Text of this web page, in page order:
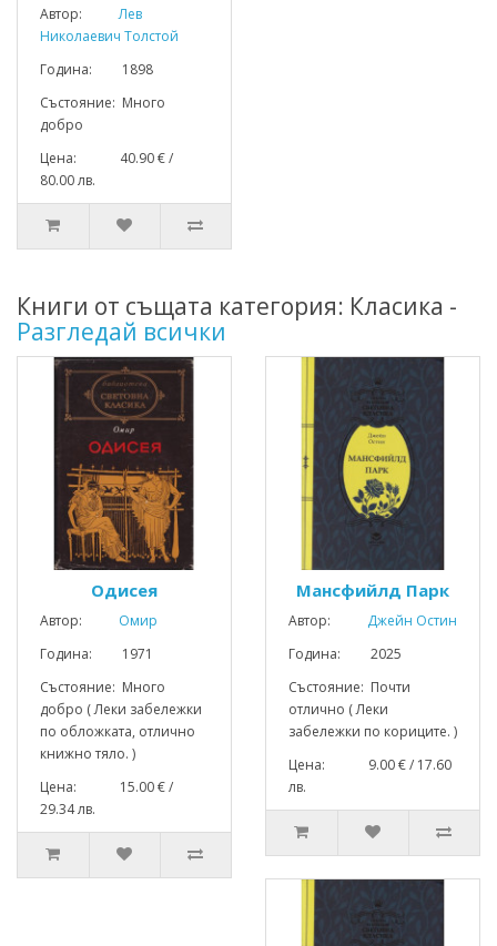
Автор:
Лев
Николаевич Толстой
Година: 1898
Състояние: Много
добро
Цена: 40.90 € /
80.00 лв.
Книги от същата категория: Класика -
Разгледай всички
Одисея
Автор:
Омир
Година: 1971
Състояние: Много
добро ( Леки забележки
по обложката, отлично
книжно тяло. )
Цена: 15.00 € /
29.34 лв.
Мансфийлд Парк
Автор:
Джейн Остин
Година: 2025
Състояние: Почти
отлично ( Леки
забележки по кориците. )
Цена: 9.00 € / 17.60
лв.